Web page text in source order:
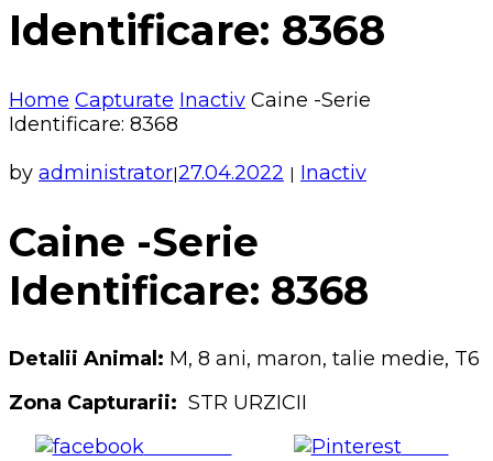
Identificare: 8368
Home Capturate Inactiv Caine -Serie
Identificare: 8368
by administrator|27.04.2022 | Inactiv
Caine -Serie
Identificare: 8368
Detalii Animal: M, 8 ani, maron, talie medie, T6
Zona Capturarii: STR URZICII
Share on
Save